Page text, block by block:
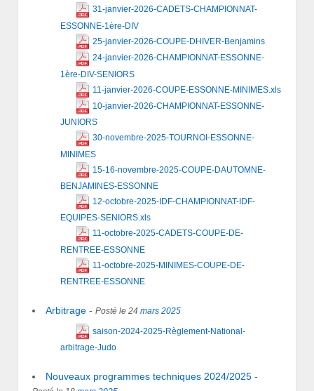
31-janvier-2026-CADETS-CHAMPIONNAT-
ESSONNE-1ère-DIV
25-janvier-2026-COUPE-DHIVER-Benjamins
24-janvier-2026-CHAMPIONNAT-ESSONNE-
1ère-DIV-SENIORS
11-janvier-2026-COUPE-ESSONNE-MINIMES.xls
10-janvier-2026-CHAMPIONNAT-ESSONNE-
JUNIORS
30-novembre-2025-TOURNOI-ESSONNE-
MINIMES
15-16-novembre-2025-COUPE-DAUTOMNE-
BENJAMINES-ESSONNE
12-octobre-2025-IDF-CHAMPIONNAT-IDF-
EQUIPES-SENIORS.xls
11-octobre-2025-CADETS-COUPE-DE-
RENTREE-ESSONNE
11-octobre-2025-MINIMES-COUPE-DE-
RENTREE-ESSONNE
Arbitrage - Posté le 24 mars 2025
saison-2024-2025-Règlement-National-
arbitrage-Judo
Nouveaux programmes techniques 2024/2025 -